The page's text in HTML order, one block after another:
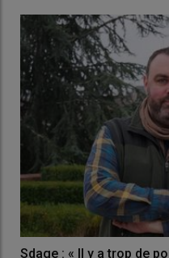
Sdage : « Il y a trop de